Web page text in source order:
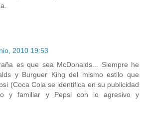
2010 19:53
es que sea McDonalds... Siempre he
y Burguer King del mismo estilo que
(Coca Cola se identifica en su publicidad
y familiar y Pepsi con lo agresivo y